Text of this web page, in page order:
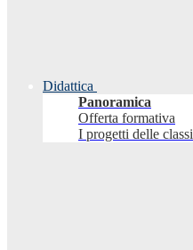
Didattica
Panoramica
Offerta formativa
I progetti delle classi